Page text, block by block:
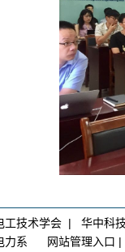
工技术学会 | 华中科
电力系
网站管理入口 |